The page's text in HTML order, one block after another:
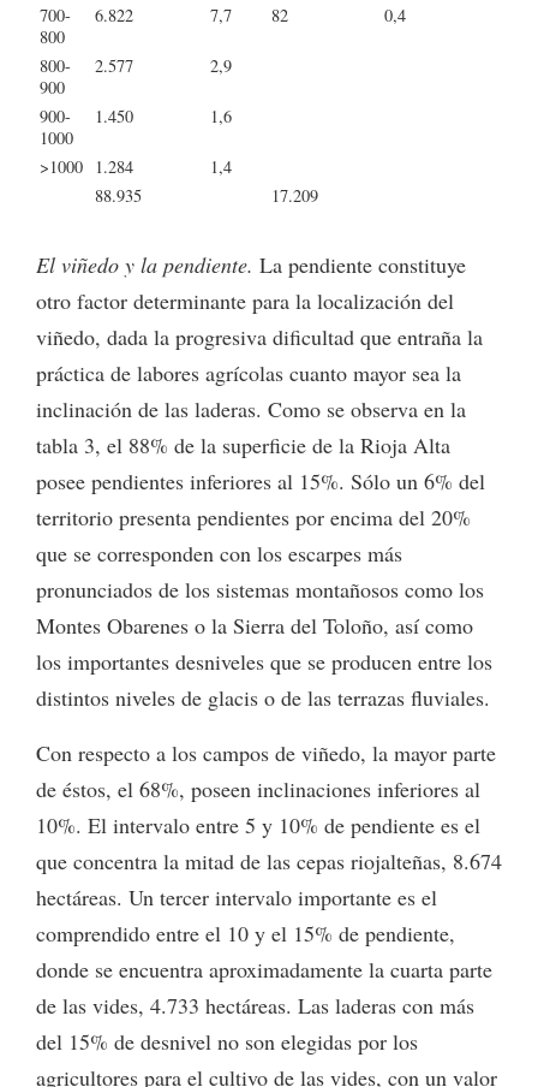
700-
800
6.822 7,7 82 0,4
800-
900
2.577 2,9
900-
1000
1.450 1,6
>1000 1.284
1,4
88.935
17.209
El viñedo y la pendiente. La pendiente constituye
otro factor determinante para la localización del
viñedo, dada la progresiva dificultad que entraña la
práctica de labores agrícolas cuanto mayor sea la
inclinación de las laderas. Como se observa en la
tabla 3, el 88% de la superficie de la Rioja Alta
posee pendientes inferiores al 15%. Sólo un 6% del
territorio presenta pendientes por encima del 20%
que se corresponden con los escarpes más
pronunciados de los sistemas montañosos como los
Montes Obarenes o la Sierra del Toloño, así como
los importantes desniveles que se producen entre los
distintos niveles de glacis o de las terrazas fluviales.
Con respecto a los campos de viñedo, la mayor parte
de éstos, el 68%, poseen inclinaciones inferiores al
10%. El intervalo entre 5 y 10% de pendiente es el
que concentra la mitad de las cepas riojalteñas, 8.674
hectáreas. Un tercer intervalo importante es el
comprendido entre el 10 y el 15% de pendiente,
donde se encuentra aproximadamente la cuarta parte
de las vides, 4.733 hectáreas. Las laderas con más
del 15% de desnivel no son elegidas por los
agricultores para el cultivo de las vides, con un valor